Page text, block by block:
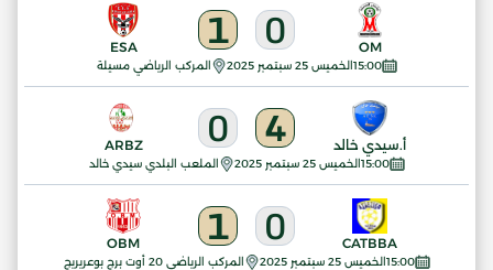
15:00الخميس 25 سبتمبر 2025 المركب الرياضي مسيلة
OM
0
1
ESA
15:00الخميس 25 سبتمبر 2025 الملعب البلدي سيدي خالد
أ.سيدي خالد 4
0
ARBZ
15:00الخميس 25 سبتمبر 2025 المركب الرياضي 20 أوت برج بوعريريج
CATBBA
0
1
OBM